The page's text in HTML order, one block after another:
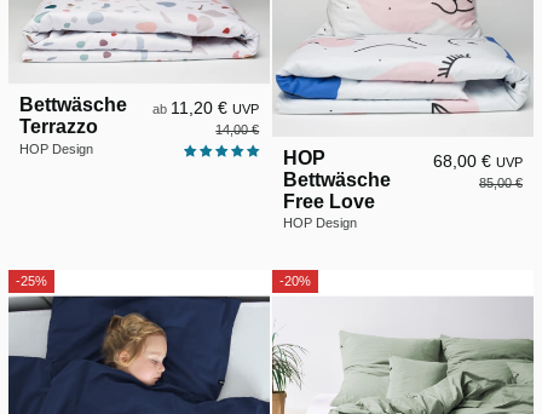
Bettwäsche
Terrazzo
HOP Design
ab 11,20 €UVP
14,00 €
HOP
Bettwäsche
Free Love
HOP Design
68,00 € UVP
85,00 €
-25% -20%